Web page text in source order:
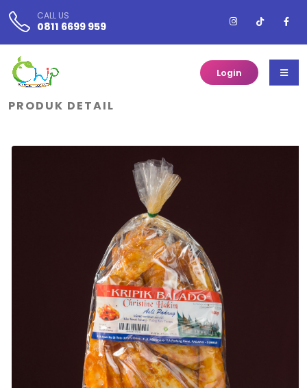
CALL US
0811 6699 959
Login
PRODUK DETAIL